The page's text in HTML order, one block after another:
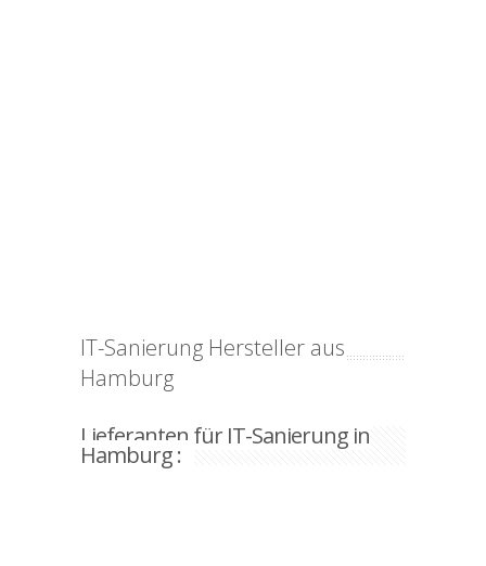
IT-Sanierung Hersteller aus
Hamburg
Lieferanten für IT-Sanierung in
Hamburg :